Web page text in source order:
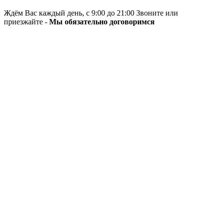
Ждём Вас каждый день, с 9:00 до 21:00 Звоните или
приезжайте - Мы обязательно договоримся